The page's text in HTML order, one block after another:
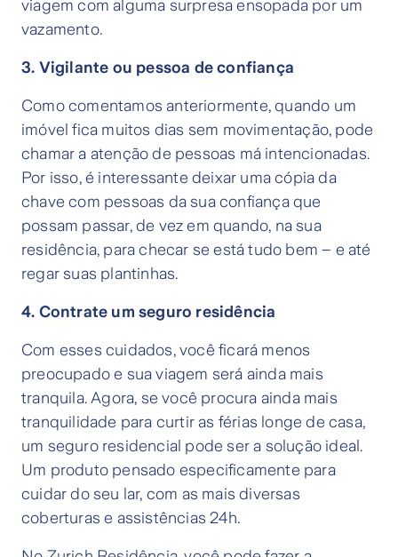
viagem com alguma surpresa ensopada por um
vazamento.
3. Vigilante ou pessoa de confiança
Como comentamos anteriormente, quando um
imóvel fica muitos dias sem movimentação, pode
chamar a atenção de pessoas má intencionadas.
Por isso, é interessante deixar uma cópia da
chave com pessoas da sua confiança que
possam passar, de vez em quando, na sua
residência, para checar se está tudo bem – e até
regar suas plantinhas.
4. Contrate um seguro residência
Com esses cuidados, você ficará menos
preocupado e sua viagem será ainda mais
tranquila. Agora, se você procura ainda mais
tranquilidade para curtir as férias longe de casa,
um seguro residencial pode ser a solução ideal.
Um produto pensado especificamente para
cuidar do seu lar, com as mais diversas
coberturas e assistências 24h.